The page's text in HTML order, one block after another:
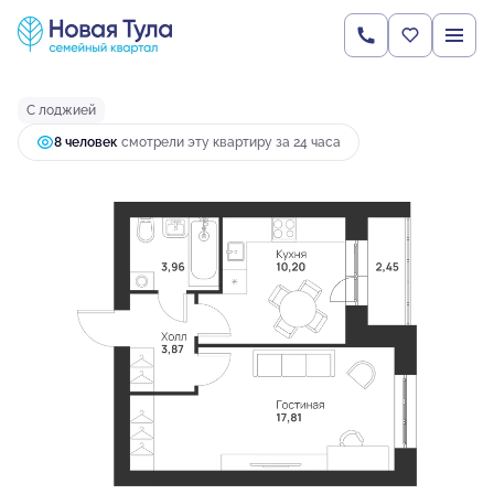
1-комнатная38.29 м 4 437 237 руб.
Ипотекаот 11 744 руб.
С лоджией
8 человек смотрели эту квартиру за 24 часа